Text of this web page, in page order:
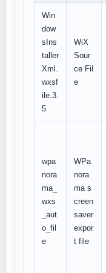
Win
dow
sIns
taller
Xml.
wxsf
ile.3.
5
WiX
Sour
ce Fil
e
wpa
nora
ma_
wxs
_aut
o_fil
e
WPa
nora
ma s
creen
saver
expor
t file